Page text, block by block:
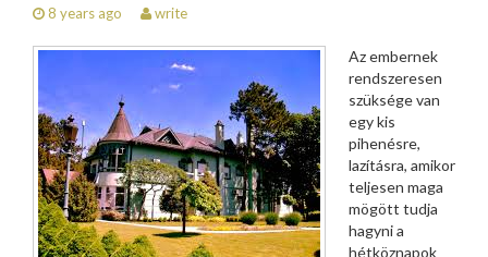
8 years ago write
Az embernek
rendszeresen
szüksége van
egy kis
pihenésre,
lazításra, amikor
teljesen maga
mögött tudja
hagyni a
hétköznapok